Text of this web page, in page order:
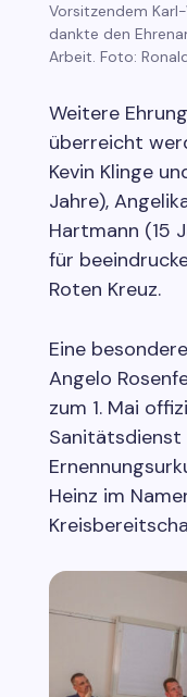
Vorsitzendem
dankte den
Arbeit. Foto:
Weitere
überreicht
Kevin Klinge
Jahre),
Hartmann (15
für
Roten Kreuz.
Eine
Angelo
zum 1. Mai
Sanitätsdienst
Heinz im